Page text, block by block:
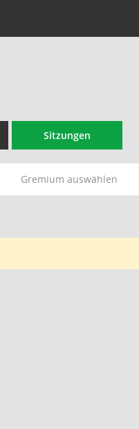
Sitzungen
Gremium auswählen